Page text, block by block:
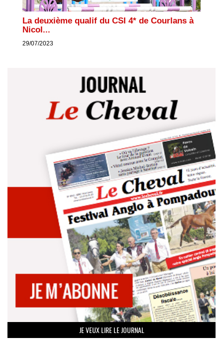
La deuxième qualif du CSI 4* de Courlans à
Nicol...
29/07/2023
JE VEUX LIRE LE JOURNAL